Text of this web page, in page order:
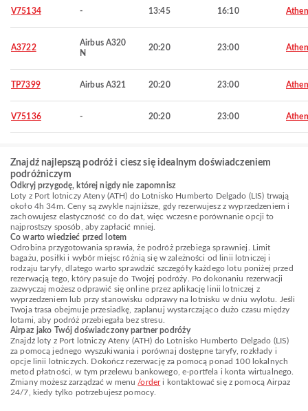
V75134 - 13:45 16:10
A3722
Airbus A320
N
20:20 23:00
TP7399 Airbus A321 20:20 23:00
V75136 - 20:20 23:00
Znajdź najlepszą podróż i ciesz się idealnym doświadczeniem
podróżniczym
Odkryj przygodę, której nigdy nie zapomnisz
Loty z Port lotniczy Ateny (ATH) do Lotnisko Humberto Delgado (LIS) trwają
około 4h 34m. Ceny są zwykle najniższe, gdy rezerwujesz z wyprzedzeniem i
zachowujesz elastyczność co do dat, więc wczesne porównanie opcji to
najprostszy sposób, aby zapłacić mniej.
Co warto wiedzieć przed lotem
Odrobina przygotowania sprawia, że podróż przebiega sprawniej. Limit
bagażu, posiłki i wybór miejsc różnią się w zależności od linii lotniczej i
rodzaju taryfy, dlatego warto sprawdzić szczegóły każdego lotu poniżej przed
rezerwacją tego, który pasuje do Twojej podróży. Po dokonaniu rezerwacji
zazwyczaj możesz odprawić się online przez aplikację linii lotniczej z
wyprzedzeniem lub przy stanowisku odprawy na lotnisku w dniu wylotu. Jeśli
Twoja trasa obejmuje przesiadkę, zaplanuj wystarczająco dużo czasu między
lotami, aby podróż przebiegała bez stresu.
Airpaz jako Twój doświadczony partner podróży
Znajdź loty z Port lotniczy Ateny (ATH) do Lotnisko Humberto Delgado (LIS)
za pomocą jednego wyszukiwania i porównaj dostępne taryfy, rozkłady i
opcje linii lotniczych. Dokończ rezerwację za pomocą ponad 100 lokalnych
metod płatności, w tym przelewu bankowego, e-portfela i konta wirtualnego.
Zmiany możesz zarządzać w menu /orderi kontaktować się z pomocą Airpaz
24/7, kiedy tylko potrzebujesz pomocy.